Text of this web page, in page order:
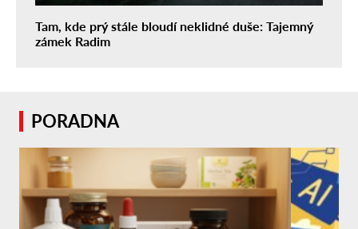
Tam, kde prý stále bloudí neklidné duše: Tajemný
zámek Radim
PORADNA